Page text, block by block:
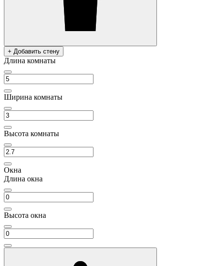
+ Добавить стену
Длина комнаты
Ширина комнаты
Высота комнаты
Окна
Длина окна
Высота окна